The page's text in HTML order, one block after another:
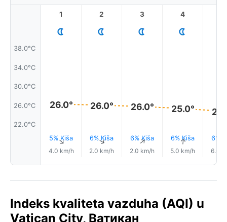
38.0°C
34.0°C
30.0°C
26.0°C
22.0°C
1
26.0°
5% Kiša
↑
4.0 km/h
2
26.0°
6% Kiša
↑
2.0 km/h
3
26.0°
6% Kiša
↑
2.0 km/h
4
25.0°
6% Kiša
↑
5.0 km/h
6%
6.0
Indeks kvaliteta vazduha (AQI) u
Vatican City, Ватикан